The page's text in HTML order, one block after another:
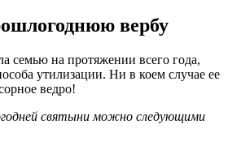
вербу
семью на протяжении всего года,
утилизации. Ни в коем случае ее
ведро!
святыни можно следующими